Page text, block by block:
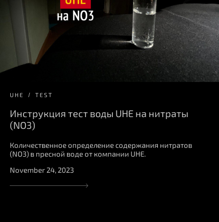
UHE TEST
Инструкция тест воды UHE на нитраты
(NO3)
Количественное определение содержания нитратов
(NO3) в пресной воде от компании UHE.
November 24, 2023